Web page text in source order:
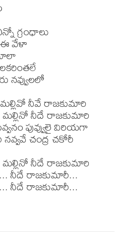
గ్రంధాలు
వేళా
నవ్వులలో
నీవే రాజకుమారి
నీదే రాజకుమారి
పువ్వులై విరియగా
చంద్ర చకోరీ
నీదే రాజకుమారి
నీదే రాజకుమారీ...
నీదే రాజకుమారీ...